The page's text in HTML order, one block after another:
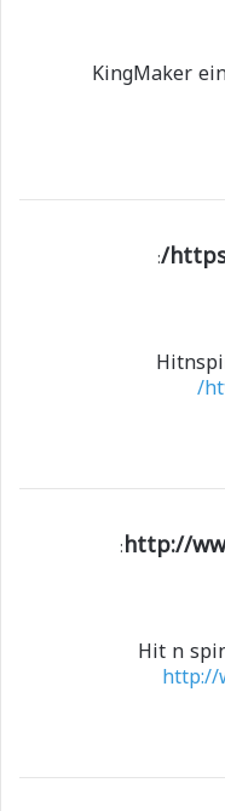
KingMaker
:
http://
:
Hit n
http://